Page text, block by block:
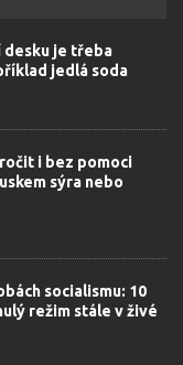
desku je třeba
jedlá soda
i bez pomoci
sýra nebo
socialismu: 10
režim stále v živé